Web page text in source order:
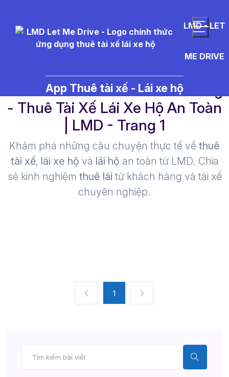
LMD - LET
ME DRIVE
App Thuê tài xế - Lái xe hộ
- Thuê Tài Xế Lái Xe Hộ An Toàn
| LMD - Trang 1​
Khám phá những câu chuyện thực tế về thuê
tài xế, lái xe hộ và lái hộ an toàn từ LMD. Chia
sẻ kinh nghiệm thuê lái từ khách hàng và tài xế
chuyên nghiệp.
1